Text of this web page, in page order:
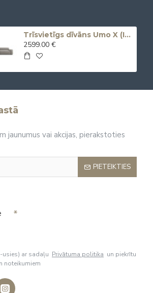
Trīsvietīgs dīvāns Umo X (Izvelkams, elektrisks)
2599.00 €
jaunumus vai akcijas, pierakstoties
PIETEIKTIES
usies) ar sadaļu Privātuma politika un piekrītu
noteikumiem